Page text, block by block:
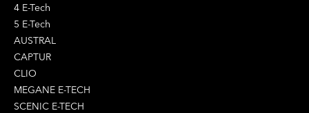
4 E-Tech
5 E-Tech
AUSTRAL
CAPTUR
CLIO
MEGANE E-TECH
SCENIC E-TECH